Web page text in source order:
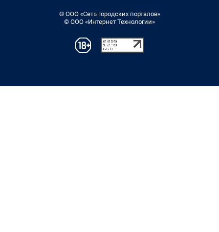
© ООО «Сеть городских порталов»
© ООО «Интернет Технологии»